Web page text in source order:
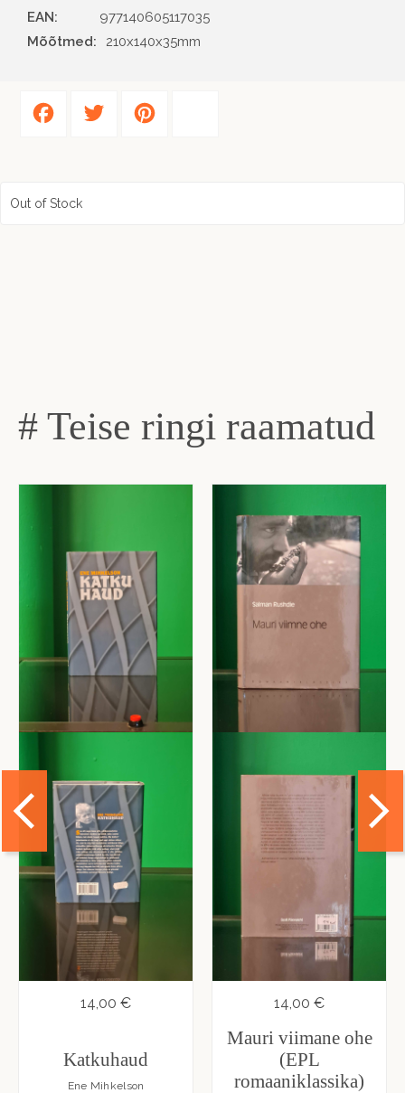
EAN
977140605117035
Mõõtmed:
210x140x35mm
# Teise ringi raamatud
14,00 €
Katkuhaud
Ene Mihkelson
14,00 €
Mauri viimane ohe
(EPL
romaaniklassika)